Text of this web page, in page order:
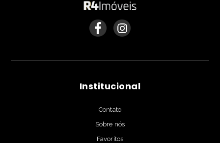
Institucional
Contato
Sobre nós
Favoritos